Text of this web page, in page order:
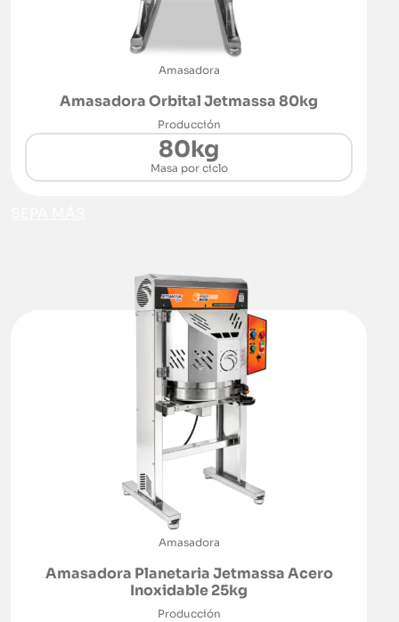
Amasadora
Amasadora Orbital Jetmassa 80kg
Producción
80kg
Masa por ciclo
Amasadora
Amasadora Planetaria Jetmassa Acero
Inoxidable 25kg
Producción